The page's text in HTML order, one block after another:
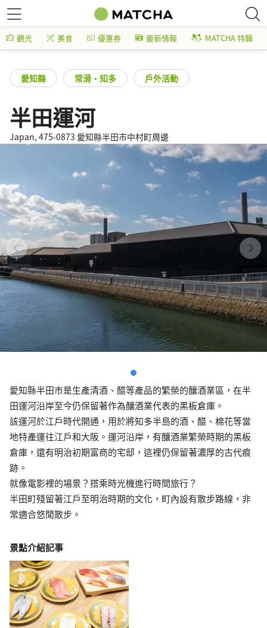
觀光 美食 優惠券 最新情報 MATCHA 特輯
愛知縣 常滑・知多 戶外活動
半田運河
Japan, 475-0873 愛知縣半田市中村町周邊
愛知縣半田市是生產清酒、醋等產品的繁榮的釀酒業區，在半
田運河沿岸至今仍保留著作為釀酒業代表的黑板倉庫。
該運河於江戶時代開通，用於將知多半島的酒、醋、棉花等當
地特產運往江戶和大阪。運河沿岸，有釀酒業繁榮時期的黑板
倉庫，還有明治初期富商的宅邸，這裡仍保留著濃厚的古代痕
跡。
就像電影裡的場景？搭乘時光機進行時間旅行？
半田町殘留著江戶至明治時期的文化，町內設有散步路線，非
常適合悠閒散步。
景點介紹記事